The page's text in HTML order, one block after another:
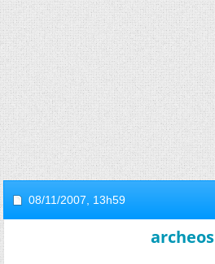
08/11/2007, 13h59
archeos